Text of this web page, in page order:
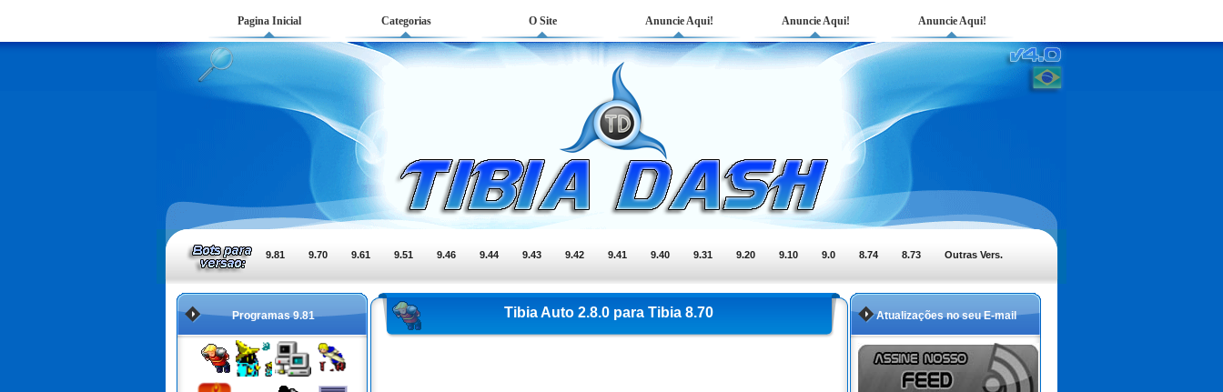
Pagina Inicial Categorias O Site Anuncie Aqui! Anuncie Aqui! Anuncie Aqui!
9.81 9.70 9.61 9.51 9.46 9.44 9.43 9.42 9.41 9.40 9.31 9.20 9.10 9.0 8.74 8.73 Outras Vers.
Programas 9.81 Tibia Auto 2.8.0 para Tibia 8.70 Atualizações no seu E-mail